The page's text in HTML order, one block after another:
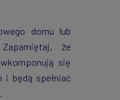
domu lub
że
się
i będą spełniać